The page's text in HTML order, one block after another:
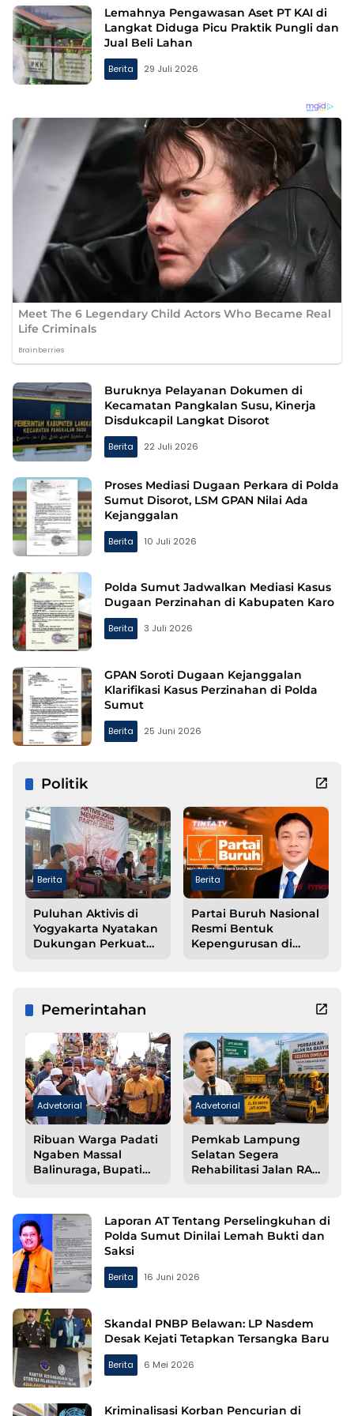
Lemahnya Pengawasan Aset PT KAI di
Langkat Diduga Picu Praktik Pungli dan
Jual Beli Lahan
Berita 29 Juli 2026
Buruknya Pelayanan Dokumen di
Kecamatan Pangkalan Susu, Kinerja
Disdukcapil Langkat Disorot
Berita 22 Juli 2026
Proses Mediasi Dugaan Perkara di Polda
Sumut Disorot, LSM GPAN Nilai Ada
Kejanggalan
Berita 10 Juli 2026
Polda Sumut Jadwalkan Mediasi Kasus
Dugaan Perzinahan di Kabupaten Karo
Berita 3 Juli 2026
GPAN Soroti Dugaan Kejanggalan
Klarifikasi Kasus Perzinahan di Polda
Sumut
Berita 25 Juni 2026
Politik
Berita
Puluhan Aktivis di
Yogyakarta Nyatakan
Dukungan Perkuat
Berita
Partai Buruh Nasional
Resmi Bentuk
Kepengurusan di
Pemerintahan
Advetorial
Ribuan Warga Padati
Ngaben Massal
Balinuraga, Bupati
Warisan Budaya
Advetorial
Pemkab Lampung
Selatan Segera
Rehabilitasi Jalan RA
Laporan AT Tentang Perselingkuhan di
Polda Sumut Dinilai Lemah Bukti dan
Saksi
Berita 16 Juni 2026
Skandal PNBP Belawan: LP Nasdem
Desak Kejati Tetapkan Tersangka Baru
Berita 6 Mei 2026
Kriminalisasi Korban Pencurian di